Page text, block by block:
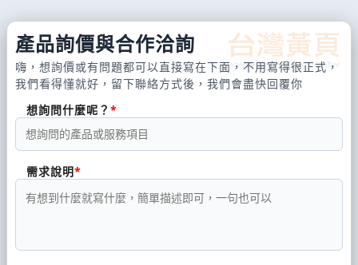
產品詢價與合作洽詢
嗨，想詢價或有問題都可以直接寫在下面，不用寫得很正式，
我們看得懂就好，留下聯絡方式後，我們會盡快回覆你
想詢問什麼呢？
需求說明